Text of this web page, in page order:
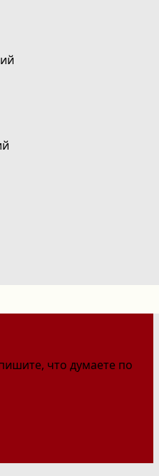
что думаете по